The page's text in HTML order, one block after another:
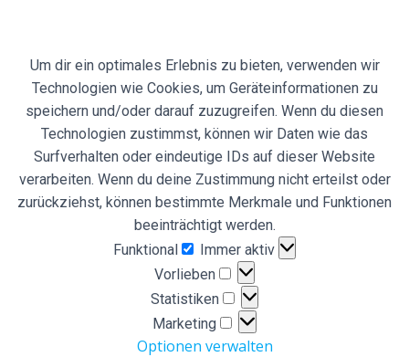
Um dir ein optimales Erlebnis zu bieten, verwenden wir
Technologien wie Cookies, um Geräteinformationen zu
speichern und/oder darauf zuzugreifen. Wenn du diesen
Technologien zustimmst, können wir Daten wie das
Surfverhalten oder eindeutige IDs auf dieser Website
verarbeiten. Wenn du deine Zustimmung nicht erteilst oder
zurückziehst, können bestimmte Merkmale und Funktionen
beeinträchtigt werden.
Funktional
Funktional
Immer aktiv
Vorlieben
Vorlieben
Statistiken
Statistiken
Marketing
Marketing
Optionen verwalten